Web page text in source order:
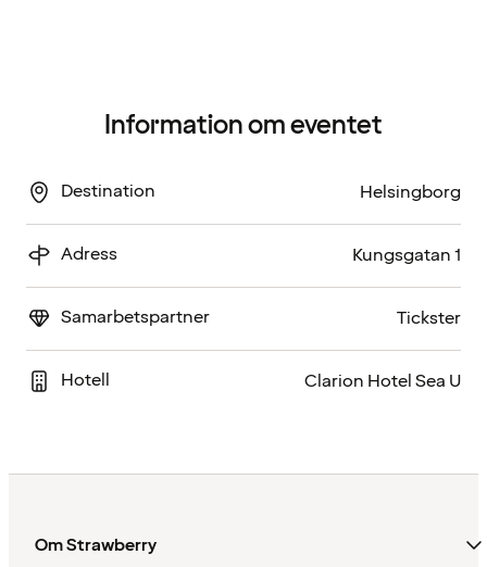
Information om eventet
Destination Helsingborg
Adress Kungsgatan 1
Samarbetspartner Tickster
Hotell Clarion Hotel Sea U
Om Strawberry